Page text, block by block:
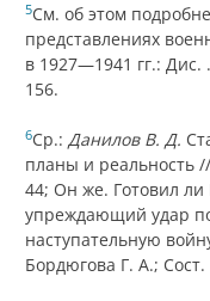
5См. об этом
представлениях
в 1927—1941 гг.:
156.
6Ср.: Данилов В. Д.
планы и реальность //
44; Он же. Готовил
упреждающий удар
наступательную
Бордюгова Г. А.;